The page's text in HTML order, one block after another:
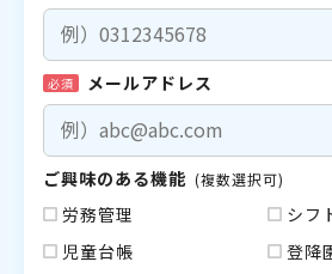
必須 メールアドレス
ご興味のある機能 (複数選択可)
労務管理
シフ
児童台帳
登降